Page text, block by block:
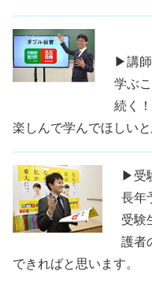
▶講
学ぶ
続く
楽しんで学んでほしいと
▶受
長年
受験
護者
できればと思います。